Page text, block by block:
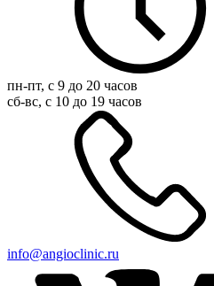
пн-пт, с 9 до 20 часов
сб-вс, с 10 до 19 часов
info@angioclinic.ru